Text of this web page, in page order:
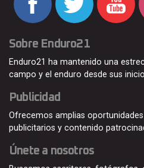
Sobre Enduro21
Enduro21 ha mantenido una
campo y el enduro desde sus
Publicidad
Ofrecemos amplias
publicitarios y contenido
Únete a nosotros